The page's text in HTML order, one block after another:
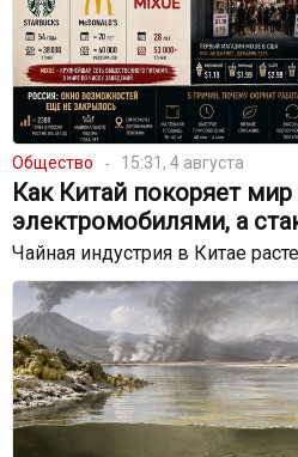
Общество 15:31, 4 августа
Как Китай покоряет мир
электромобилями, а
Чайная индустрия в Китае